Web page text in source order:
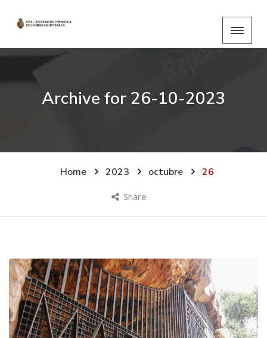
Archive for 26-10-2023
Home 2023 octubre 26
Share